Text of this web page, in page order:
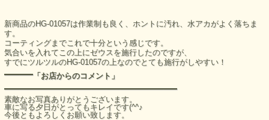
新商品のHG-01057は作業制も良く、ホントに汚れ、水アカがよく落ちま
す。
コーティングまでこれで十分という感じです。
気合いを入れてこの上にゼウスを施行したのですが、
すでにツルツルのHG-01057の上なのでとても施行がしやすい！
――「お店からのコメント」
――――――――――――
素敵なお写真ありがとうございます。
車に写る夕日がとってもキレイです(^^♪
今後ともよろしくお願い致します。